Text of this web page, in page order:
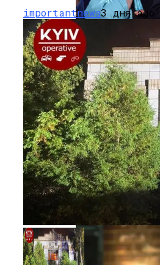
Прокурор
От Осложнений
Тёмная Сторона
Пропал
Никелодеона
importantnews3 дня ago